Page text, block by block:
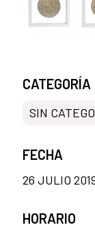
CATEGORÍA
SIN
FECHA
26 JULIO
HORARIO